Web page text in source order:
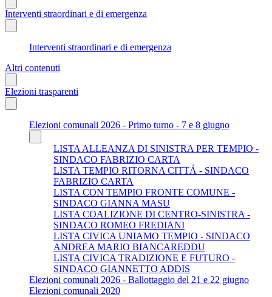
Interventi straordinari e di emergenza
Interventi straordinari e di emergenza
Altri contenuti
Elezioni trasparenti
Elezioni comunali 2026 - Primo turno - 7 e 8 giugno
LISTA ALLEANZA DI SINISTRA PER TEMPIO -
SINDACO FABRIZIO CARTA
LISTA TEMPIO RITORNA CITTÁ - SINDACO
FABRIZIO CARTA
LISTA CON TEMPIO FRONTE COMUNE -
SINDACO GIANNA MASU
LISTA COALIZIONE DI CENTRO-SINISTRA -
SINDACO ROMEO FREDIANI
LISTA CIVICA UNIAMO TEMPIO - SINDACO
ANDREA MARIO BIANCAREDDU
LISTA CIVICA TRADIZIONE E FUTURO -
SINDACO GIANNETTO ADDIS
Elezioni comunali 2026 - Ballottaggio del 21 e 22 giugno
Elezioni comunali 2020